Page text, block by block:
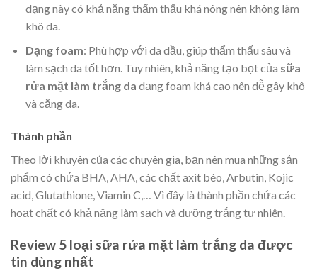
dạng này có khả năng thẩm thấu khá nông nên không làm
khô da.
Dạng foam: Phù hợp với da dầu, giúp thẩm thấu sâu và
làm sạch da tốt hơn. Tuy nhiên, khả năng tạo bọt của sữa
rửa mặt làm trắng da dạng foam khá cao nên dễ gây khô
và căng da.
Thành phần
Theo lời khuyên của các chuyên gia, bạn nên mua những sản
phẩm có chứa BHA, AHA, các chất axit béo, Arbutin, Kojic
acid, Glutathione, Viamin C,… Vì đây là thành phần chứa các
hoạt chất có khả năng làm sạch và dưỡng trắng tự nhiên.
Review 5 loại sữa rửa mặt làm trắng da được
tin dùng nhất